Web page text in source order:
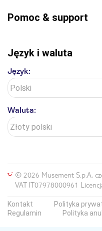
Pomoc & support
Język i waluta
Język:
Waluta:
© 2026 Musement S.p.A,
VAT IT07978000961
Kontakt Polityka
Regulamin
Polityka